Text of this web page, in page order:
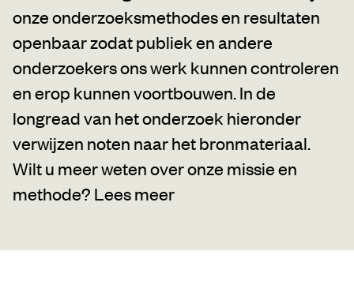
onze onderzoeksmethodes en resultaten
openbaar zodat publiek en andere
onderzoekers ons werk kunnen controleren
en erop kunnen voortbouwen. In de
longread van het onderzoek hieronder
verwijzen noten naar het bronmateriaal.
Wilt u meer weten over onze missie en
methode? Lees meer